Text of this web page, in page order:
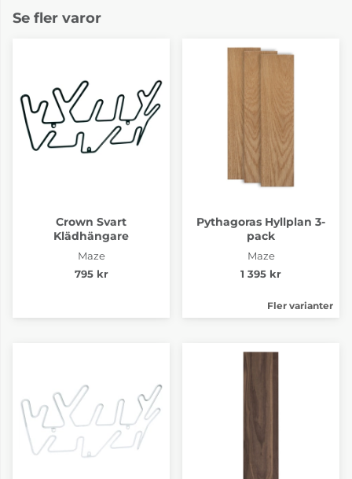
Se fler varor
Crown Svart
Klädhängare
Maze
795 kr
Pythagoras Hyllplan 3-
pack
Maze
1 395 kr
Fler varianter